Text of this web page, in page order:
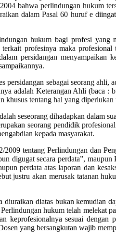
bahwa perlindungan hukum
dalam Pasal 60 huruf e
hukum bagi profesi
profesinya maka
persidangan menyampaikan
persidangan sebagai seorang
adalah Keterangan Ahli (baca
tentang hal yang
seseorang dihadapkan dalam
seorang pendidik
kepada masyarakat.
2009 tentang Perlindungan dan
digugat secara perdata”,
perdata atas laporan dan
justru akan merusak tatanan
diuraikan diatas bukan kemudian
hukum telah melekat
keprofesionalnya sesuai
yang bersangkutan wajib